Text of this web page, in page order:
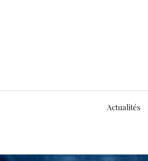
Actualités